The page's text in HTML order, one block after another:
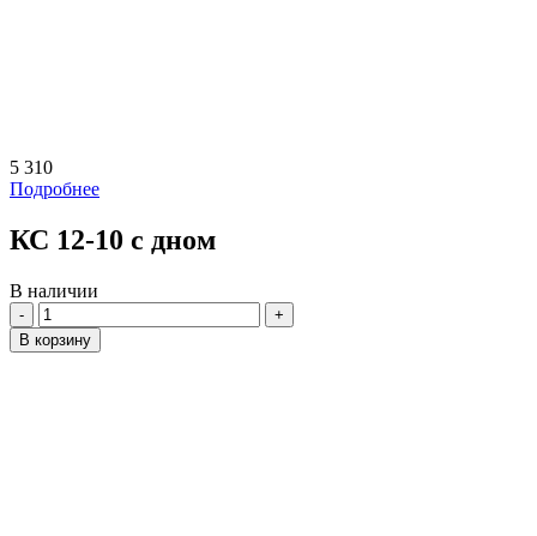
5 310
Подробнее
КС 12-10 с дном
В наличии
Количество
В корзину